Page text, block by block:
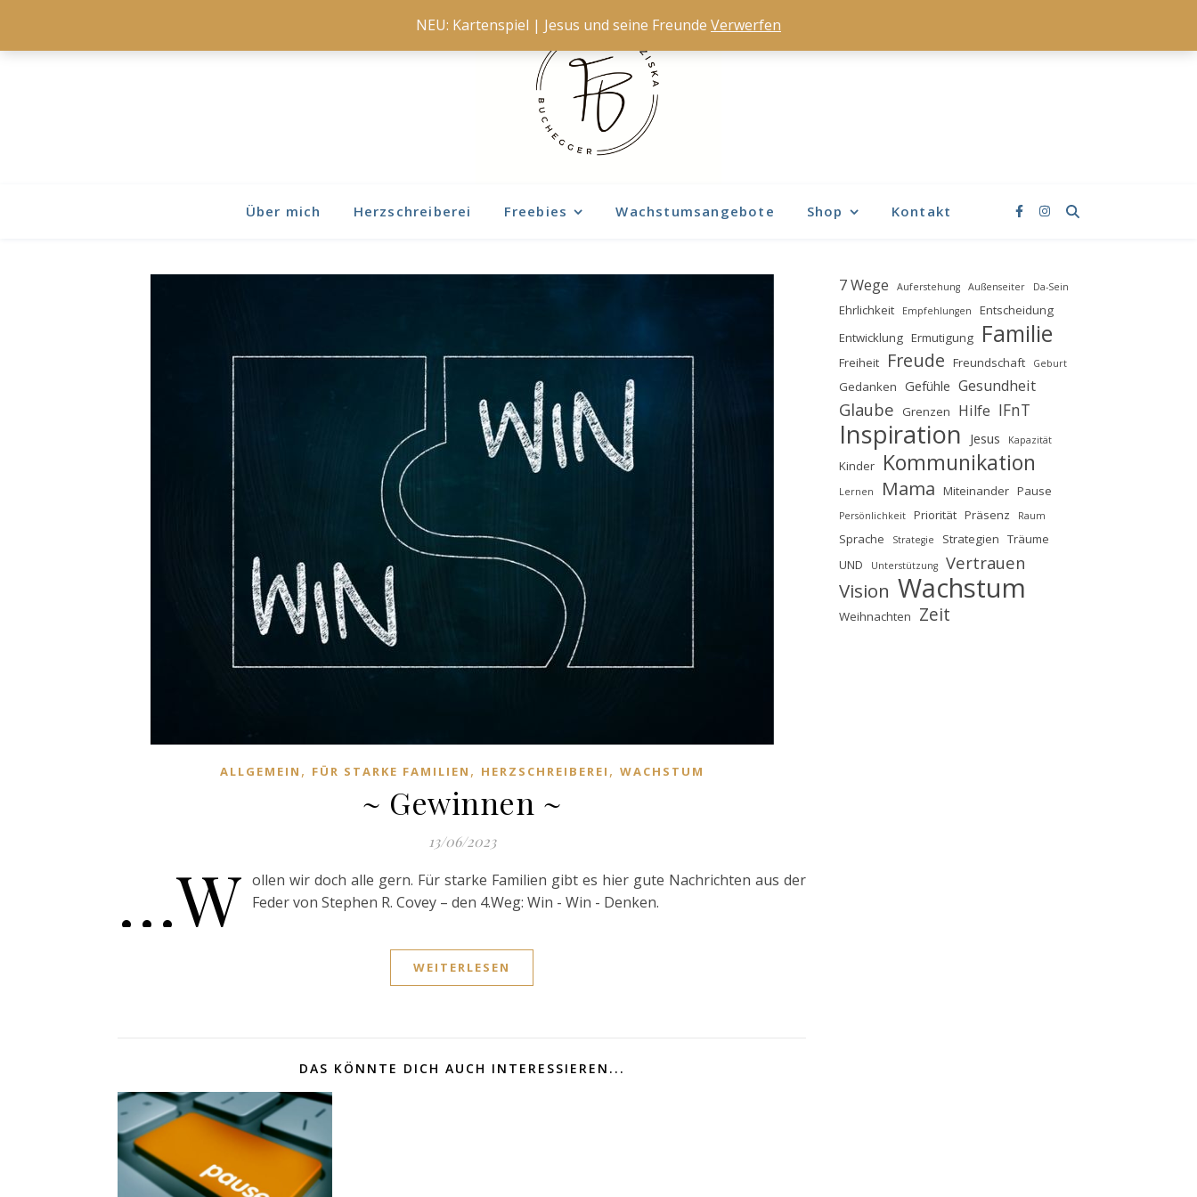
Über mich Herzschreiberei Freebies Wachstumsangebote Shop Kontakt
ALLGEMEIN , FÜR STARKE FAMILIEN , HERZSCHREIBEREI , WACHSTUM
~ Gewinnen ~
13/06/2023
…w ollen wir doch alle gern. Für starke Familien gibt es hier gute Nachrichten aus der
Feder von Stephen R. Covey – den 4.Weg: Win - Win - Denken.
WEITERLESEN
DAS KÖNNTE DICH AUCH INTERESSIEREN...
7 Wege Auferstehung Außenseiter Da-Sein
Ehrlichkeit Empfehlungen
Entscheidung
Entwicklung Ermutigung Familie
Freiheit Freude Freundschaft Geburt
Gedanken Gefühle Gesundheit
Glaube Grenzen Hilfe IFnT
Inspiration Jesus Kapazität
Kinder Kommunikation
Lernen Mama Miteinander Pause
Persönlichkeit Priorität Präsenz Raum
Sprache Strategie Strategien Träume
UND
Unterstützung Vertrauen
Vision Wachstum
Weihnachten Zeit
NEU: Kartenspiel | Jesus und seine Freunde Verwerfen